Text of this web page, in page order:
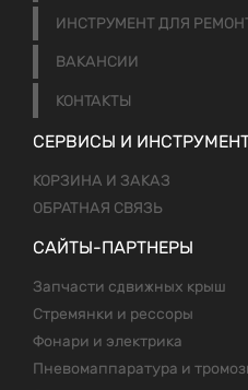
ИНСТРУМЕНТ ДЛЯ
ВАКАНСИИ
КОНТАКТЫ
СЕРВИСЫ И
КОРЗИНА И ЗАКАЗ
ОБРАТНАЯ СВЯЗЬ
САЙТЫ-ПАРТНЕРЫ
Запчасти сдвижных крыш
Стремянки и рессоры
Фонари и электрика
Пневомаппаратура и